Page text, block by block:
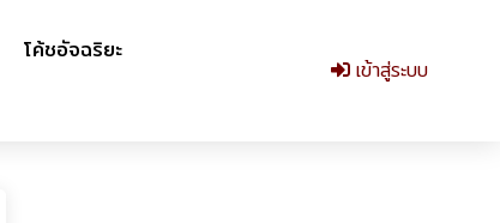
โค้ชอัจฉริยะ
เข้าสู่ระบบ